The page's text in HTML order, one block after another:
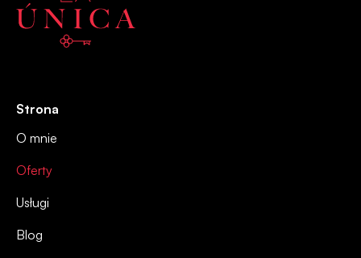
Strona
O mnie
Oferty
Usługi
Blog